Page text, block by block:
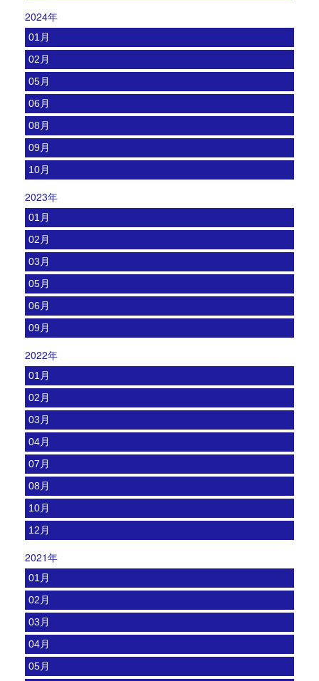
2024年
01月
02月
05月
06月
08月
09月
10月
2023年
01月
02月
03月
05月
06月
09月
2022年
01月
02月
03月
04月
07月
08月
10月
12月
2021年
01月
02月
03月
04月
05月